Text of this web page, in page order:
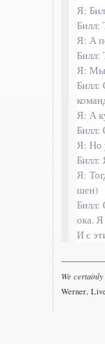
Я:
Билл:
Я: А
Билл:
Я: Мы
Билл:
Я: А
Билл:
Я: Но
Билл:
Я:
шеи)
Билл:
ока. Я
И с
We
Werner,